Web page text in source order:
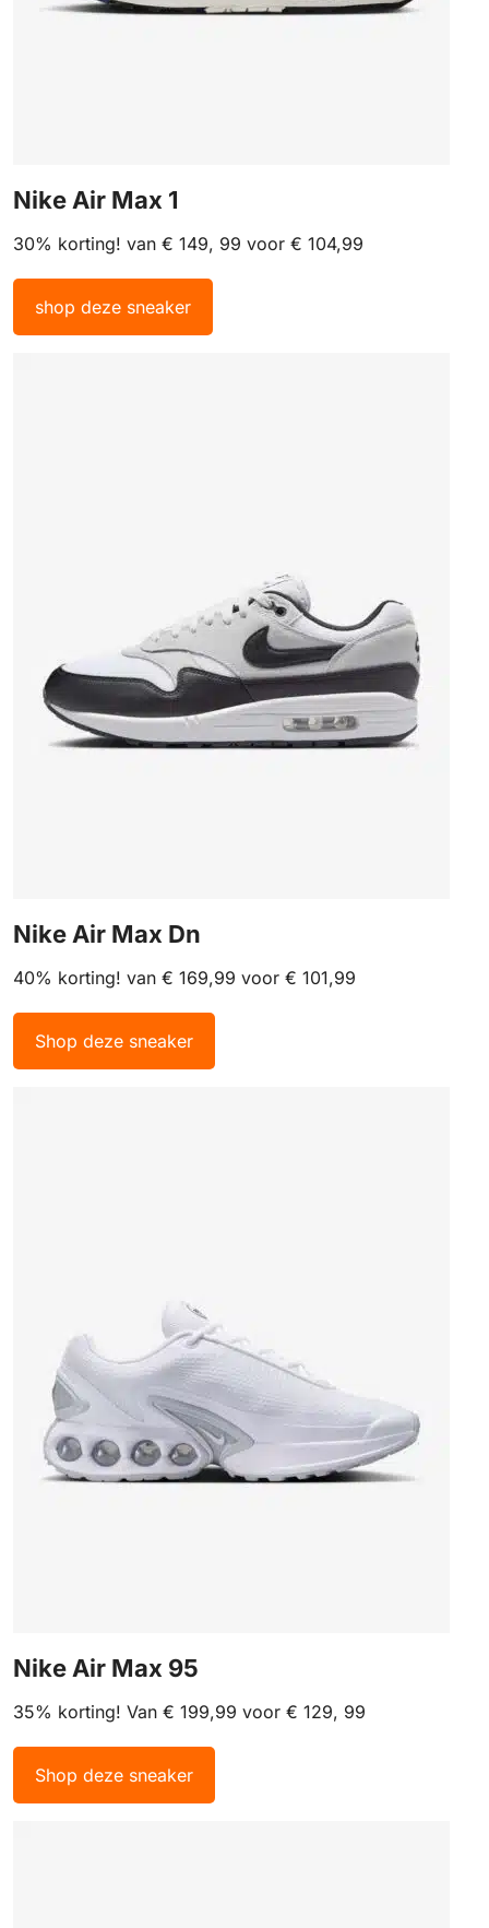
Nike Air Max 1
30% korting! van € 149, 99 voor € 104,99
shop deze sneaker
Nike Air Max Dn
40% korting! van € 169,99 voor € 101,99
Shop deze sneaker
Nike Air Max 95
35% korting! Van € 199,99 voor € 129, 99
Shop deze sneaker